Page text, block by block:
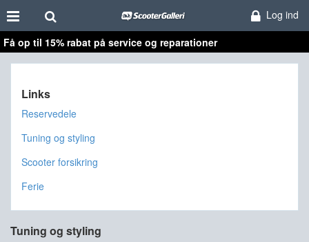
Log ind
Få op til 15% rabat på service og reparationer
Links
Reservedele
Tuning og styling
Scooter forsikring
Ferie
Tuning og styling